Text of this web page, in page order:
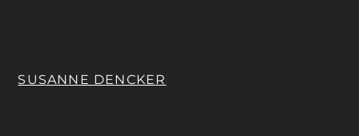
SUSANNE DENCKER